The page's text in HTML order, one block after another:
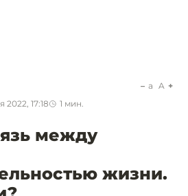
2022, 17:18 1 мин.
a A
между
жизни.